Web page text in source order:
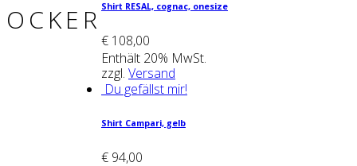
OCKER Shirt RESAL, cognac, one­si­ze
€ 108,00
Enthält 20% MwSt.
zzgl. Versand
Du gefällst mir!
Shirt Cam­pa­ri, gelb
€ 94,00